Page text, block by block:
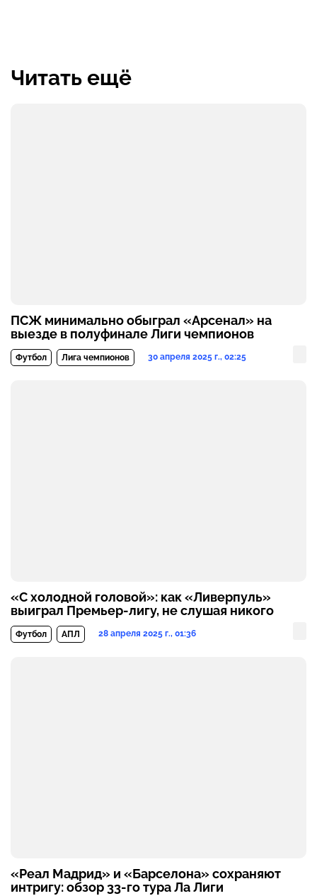
Читать ещё
ПСЖ минимально обыграл «Арсенал» на
выезде в полуфинале Лиги чемпионов
Футбол Лига чемпионов 30 апреля 2025 г., 02:25
«С холодной головой»: как «Ливерпуль»
выиграл Премьер-лигу, не слушая никого
Футбол АПЛ 28 апреля 2025 г., 01:36
«Реал Мадрид» и «Барселона» сохраняют
интригу: обзор 33-го тура Ла Лиги